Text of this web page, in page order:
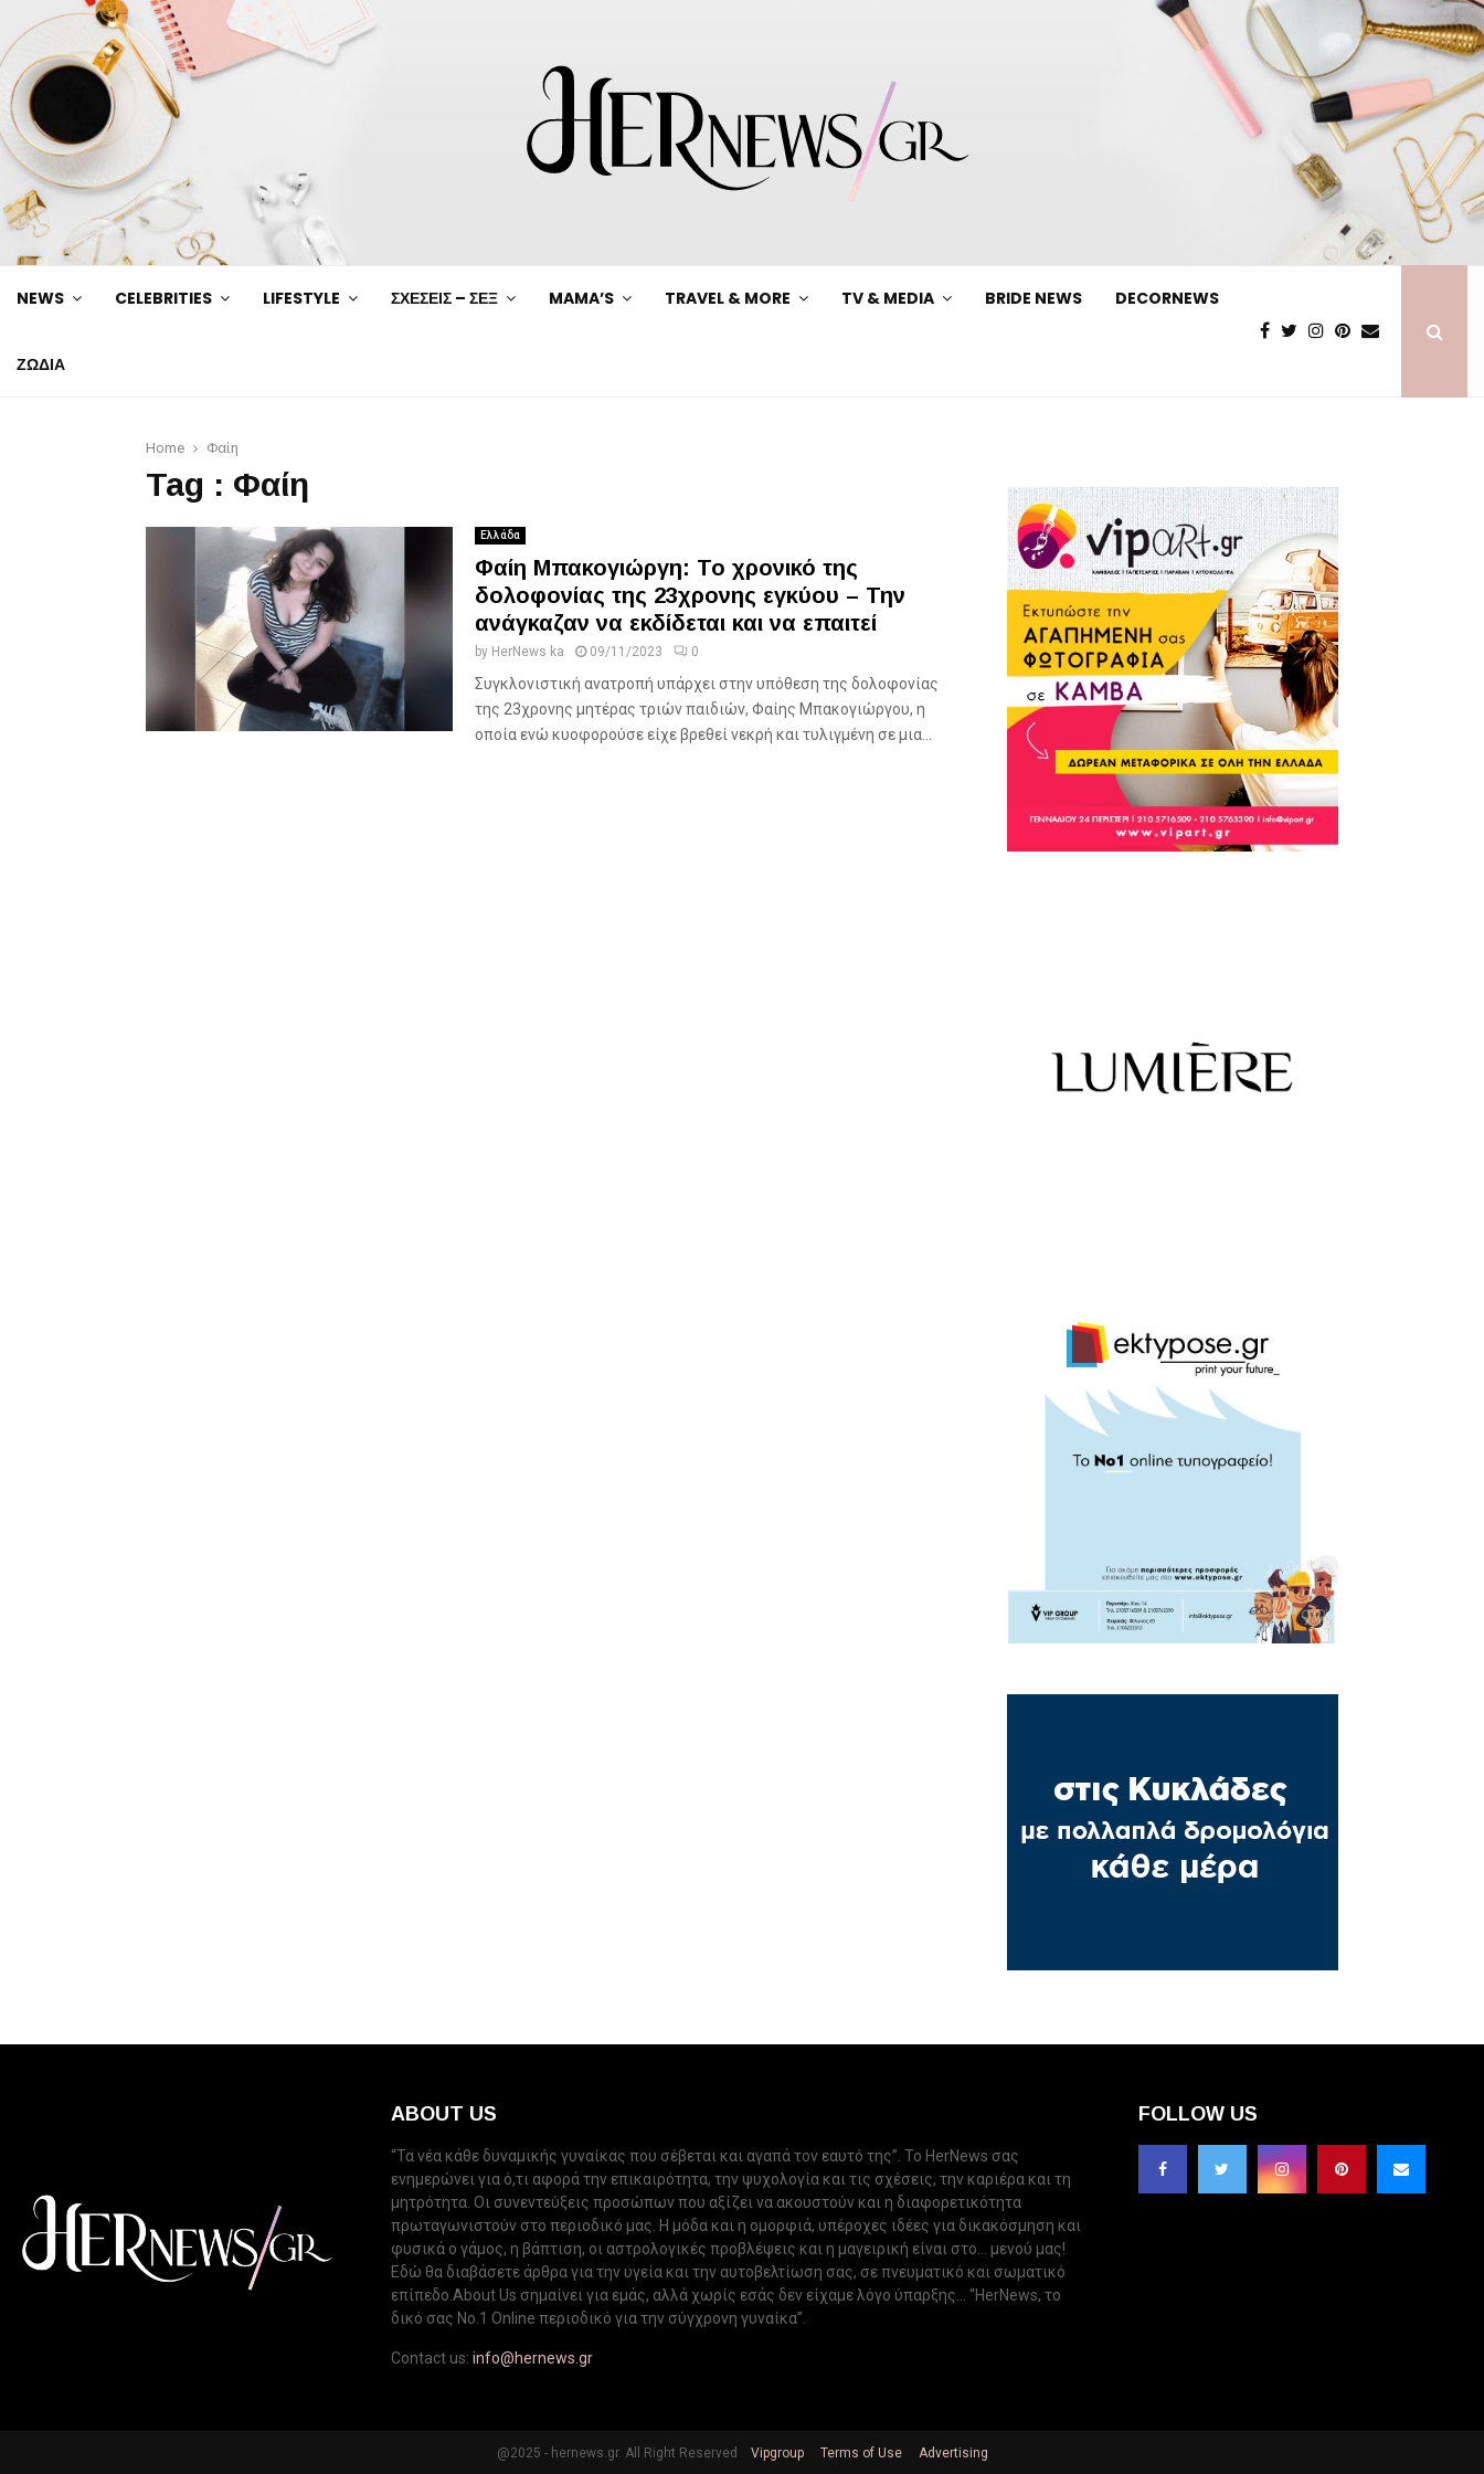
NEWS CELEBRITIES LIFESTYLE ΣΧΕΣΕΙΣ – ΣΕΞ MAMA’S TRAVEL & MORE TV & MEDIA BRIDE NEWS DECORNEWS
ΖΩΔΙΑ
Home Φαίη
Tag : Φαίη
Ελλάδα
Φαίη Μπακογιώργη: Το χρονικό της
δολοφονίας της 23χρονης εγκύου – Την
ανάγκαζαν να εκδίδεται και να επαιτεί
by HerNews ka 09/11/2023 0
Συγκλονιστική ανατροπή υπάρχει στην υπόθεση της δολοφονίας
της 23χρονης μητέρας τριών παιδιών, Φαίης Μπακογιώργου, η
οποία ενώ κυοφορούσε είχε βρεθεί νεκρή και τυλιγμένη σε μια...
ABOUT US
“Τα νέα κάθε δυναμικής γυναίκας που σέβεται και αγαπά τον εαυτό της”. Το HerNews σας
ενημερώνει για ό,τι αφορά την επικαιρότητα, την ψυχολογία και τις σχέσεις, την καριέρα και τη
μητρότητα. Οι συνεντεύξεις προσώπων που αξίζει να ακουστούν και η διαφορετικότητα
πρωταγωνιστούν στο περιοδικό μας. Η μόδα και η ομορφιά, υπέροχες ιδέες για δικακόσμηση και
φυσικά ο γάμος, η βάπτιση, οι αστρολογικές προβλέψεις και η μαγειρική είναι στο... μενού μας!
Εδώ θα διαβάσετε άρθρα για την υγεία και την αυτοβελτίωση σας, σε πνευματικό και σωματικό
επίπεδο.About Us σημαίνει για εμάς, αλλά χωρίς εσάς δεν είχαμε λόγο ύπαρξης... “HerNews, το
δικό σας Νo.1 Online περιοδικό για την σύγχρονη γυναίκα”.
Contact us: info@hernews.gr
FOLLOW US
@2025 - hernews.gr. All Right Reserved Vipgroup Terms of Use Advertising